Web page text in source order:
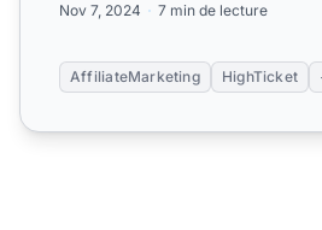
Nov 7, 2024 7 min de lecture
AffiliateMarketing HighTicket